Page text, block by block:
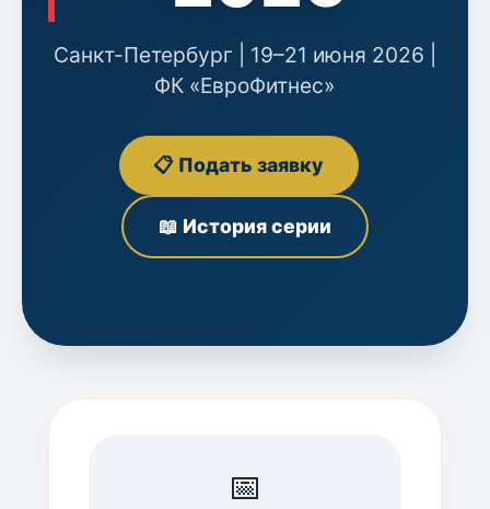
Санкт-Петербург | 19–21 июня 2026 |
ФК «ЕвроФитнес»
📋 Подать заявку
📖 История серии
📅